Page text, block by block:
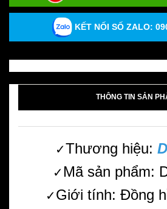
KẾT NỐI SỐ ZALO:
THÔNG TIN SẢN
✓Thương hiệu:
✓ Mã sản phẩm:
✓Giới tính: Đồng